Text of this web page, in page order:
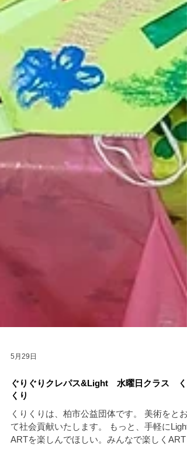
くり
くりくりは、柏市公益団体です。 美術をとお
て社会貢献いたします。 もっと、手軽にLight